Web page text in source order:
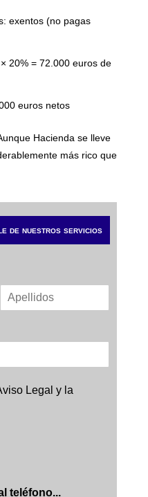
exentos (no pagas
20% = 72.000 euros de
euros netos
Hacienda se lleve
más rico que
de nuestros servicios
Legal y la
teléfono...